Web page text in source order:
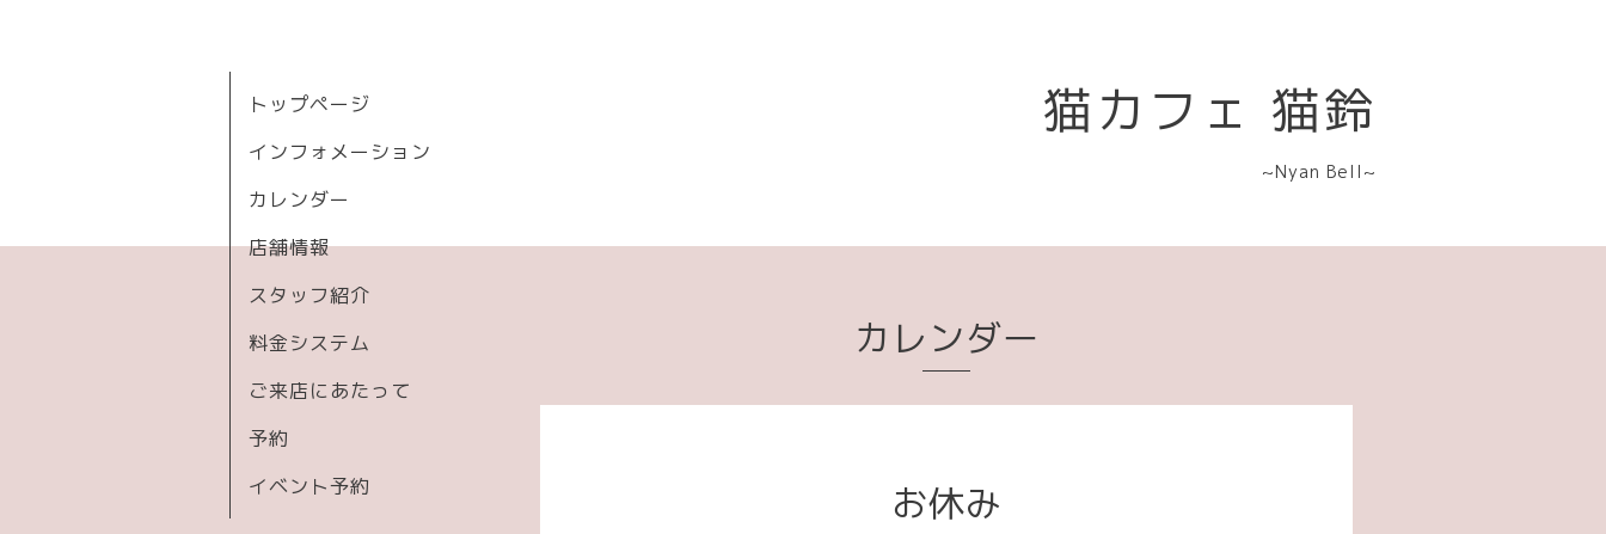
猫カフェ 猫鈴
~Nyan Bell~
トップページ
インフォメーション
カレンダー
店舗情報
スタッフ紹介
料金システム
ご来店にあたって
予約
イベント予約
カレンダー
お休み